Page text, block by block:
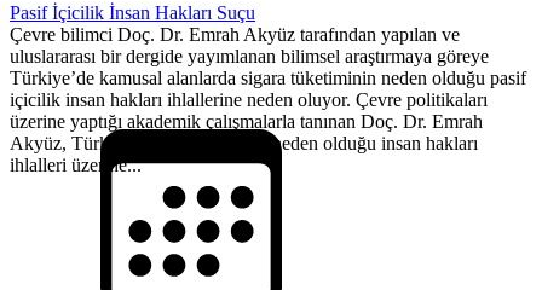
Pasif İçicilik İnsan Hakları Suçu
Çevre bilimci Doç. Dr. Emrah Akyüz tarafından yapılan ve
uluslararası bir dergide yayımlanan bilimsel araştırmaya göreye
Türkiye’de kamusal alanlarda sigara tüketiminin neden olduğu pasif
içicilik insan hakları ihlallerine neden oluyor. Çevre politikaları
üzerine yaptığı akademik çalışmalarla tanınan Doç. Dr. Emrah
Akyüz, Türkiye’de pasif içiciliğin neden olduğu insan hakları
ihlalleri üzerine...